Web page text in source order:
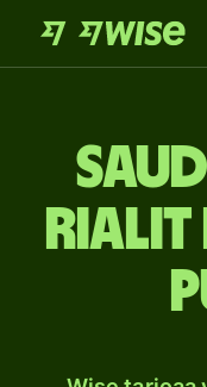
rialit